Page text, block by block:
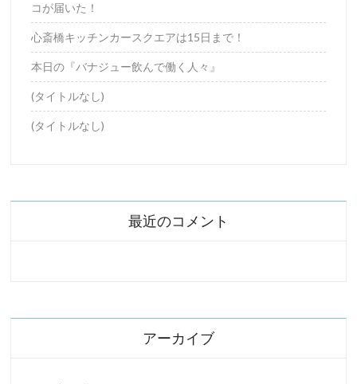
コが届いた！
心斎橋キッチンカースクエアは15日まで！
本日の『バナジュー飲んで働く人々』
(タイトルなし)
(タイトルなし)
最近のコメント
アーカイブ